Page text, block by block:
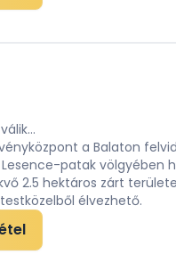
a Balaton
patak völgyében
2.5 hektáros zárt
élvezhető.
főútról egy vadregényes
a páratlan